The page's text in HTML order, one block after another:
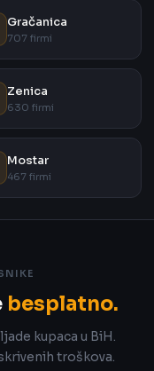
Gračanica
707 firmi
Zenica
630 firmi
Mostar
467 firmi
besplatno.
kupaca u BiH.
troškova.